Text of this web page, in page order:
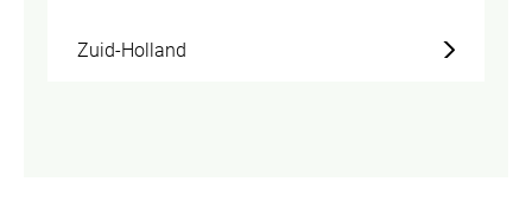
Zuid-Holland